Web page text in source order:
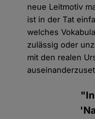
neue Leitmotiv
ist in der Tat
welches
zulässig oder
mit den realen